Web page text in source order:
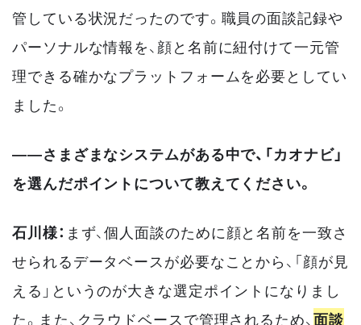
管している状況だったのです。職員の面談記録や
パーソナルな情報を、顔と名前に紐付けて一元管
理できる確かなプラットフォームを必要としてい
ました。
――さまざまなシステムがある中で、「カオナビ」
を選んだポイントについて教えてください。
石川様： まず、個人面談のために顔と名前を一致さ
せられるデータベースが必要なことから、「顔が見
える」というのが大きな選定ポイントになりまし
た。また、クラウドベースで管理されるため、面談